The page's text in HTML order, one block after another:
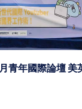
《茶葉少女》攜